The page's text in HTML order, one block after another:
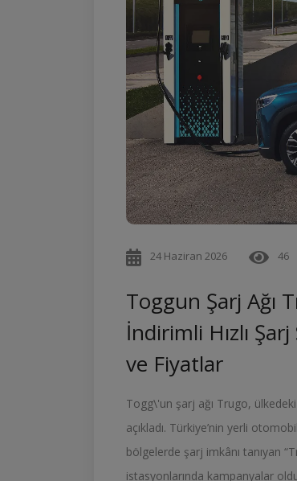
24 Haziran 2026 46
Toggun Şarj Ağı
İndirimli Hızlı
ve Fiyatlar
Togg\'un şarj ağı Trugo, ülkedeki
açıkladı. Türkiye’nin yerli
bölgelerde şarj imkânı tanıyan
istasyonlarında kampanyalar